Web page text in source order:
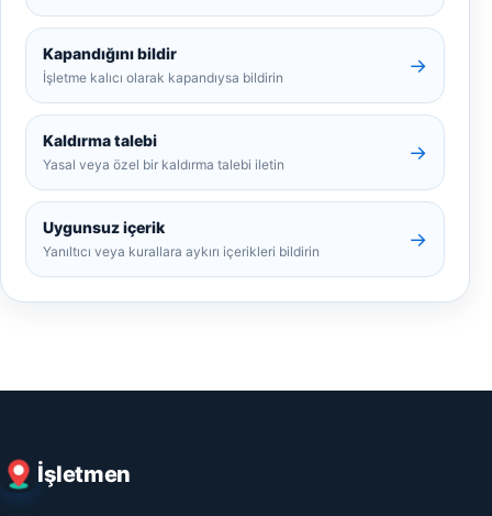
Kapandığını bildir
İşletme kalıcı olarak kapandıysa bildirin
→
Kaldırma talebi
Yasal veya özel bir kaldırma talebi iletin
→
Uygunsuz içerik
Yanıltıcı veya kurallara aykırı içerikleri bildirin
→
İşletmen